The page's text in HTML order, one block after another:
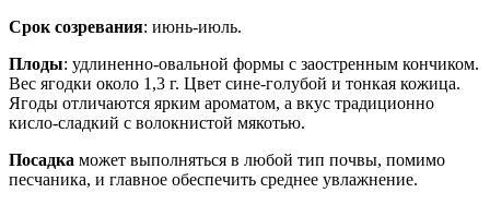
Срок созревания: июнь-июль.
Плоды: удлиненно-овальной формы с заостренным кончиком.
Вес ягодки около 1,3 г. Цвет сине-голубой и тонкая кожица.
Ягоды отличаются ярким ароматом, а вкус традиционно
кисло-сладкий с волокнистой мякотью.
Посадка может выполняться в любой тип почвы, помимо
песчаника, и главное обеспечить среднее увлажнение.